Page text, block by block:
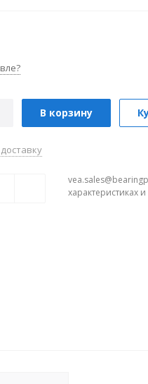
В корзину